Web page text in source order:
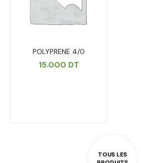
POLYPRENE 4/0
15.000 DT